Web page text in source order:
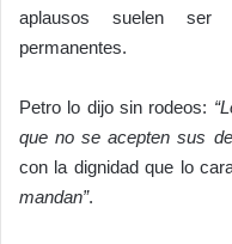
aplausos suelen ser
permanentes.
Petro lo dijo sin rodeos:
que no se acepten sus
con la dignidad que lo
mandan”.